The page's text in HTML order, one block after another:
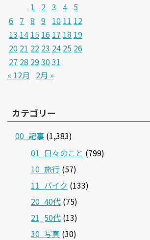
1
2 3 4 5
6
7 8 9 10 11 12
13 14 15 16 17 18 19
20 21 22 23 24 25 26
27 28 293031
« 12月
2月 »
カテゴリー
00_記事 (1,383)
01_日々のこと (799)
10_旅行 (57)
11_バイク (133)
20_40代 (75)
21‗50代 (13)
30_写真 (30)